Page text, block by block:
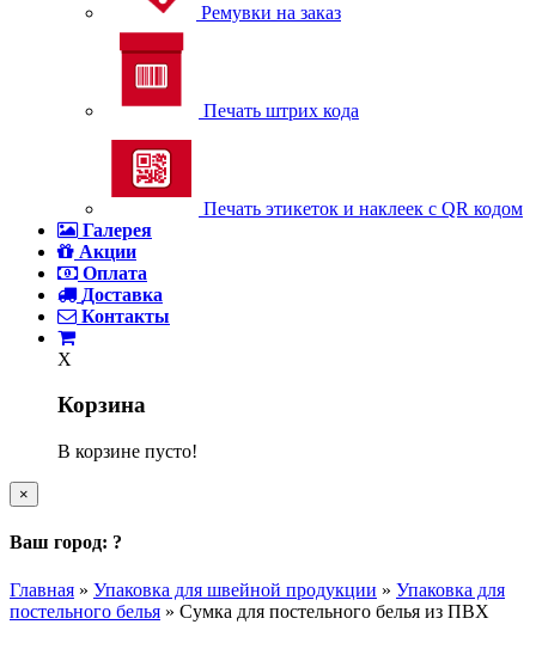
Ремувки на заказ
Печать штрих кода
Печать этикеток и наклеек с QR кодом
Галерея
Акции
Оплата
Доставка
Контакты
X
Корзина
В корзине пусто!
×
Ваш город: ?
Главная » Упаковка для швейной продукции » Упаковка для
постельного белья » Сумка для постельного белья из ПВХ